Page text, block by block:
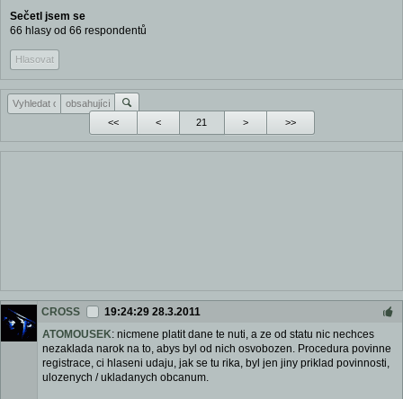
Sečetl jsem se
66 hlasy od 66 respondentů
Hlasovat
<< < > >>
CROSS
19:24:29 28.3.2011
ATOMOUSEK: nicmene platit dane te nuti, a ze od statu nic nechces
nezaklada narok na to, abys byl od nich osvobozen. Procedura povinne
registrace, ci hlaseni udaju, jak se tu rika, byl jen jiny priklad povinnosti,
ulozenych / ukladanych obcanum.